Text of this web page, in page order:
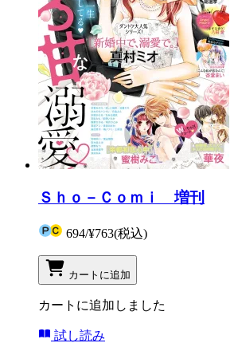
Ｓｈｏ－Ｃｏｍｉ 増刊
694/¥763(税込)
カートに追加
カートに追加しました
試し読み